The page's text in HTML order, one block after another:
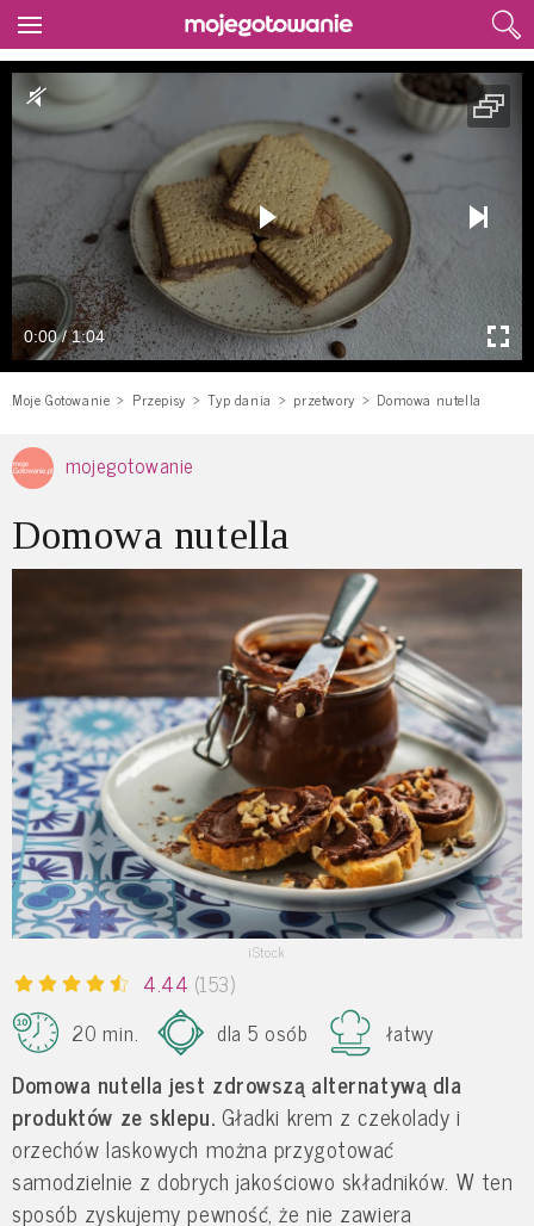
0:00 / 1:04
Moje Gotowanie Przepisy Typ dania przetwory Domowa nutella
mojegotowanie
Domowa nutella
iStock
4.44 (153)
20 min.
dla 5 osób łatwy
Domowa nutella jest zdrowszą alternatywą dla
produktów ze sklepu. Gładki krem z czekolady i
orzechów laskowych można przygotować
samodzielnie z dobrych jakościowo składników. W ten
sposób zyskujemy pewność, że nie zawiera